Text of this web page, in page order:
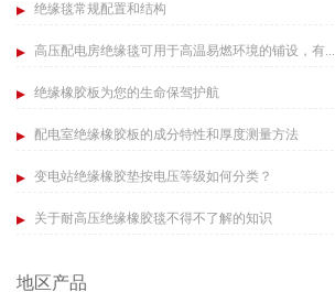
绝缘毯常规配置和结构​
高压配电房绝缘毯可用于高温易燃环境的铺设，有...
绝缘橡胶板为您的生命保驾护航​
配电室绝缘橡胶板的成分特性和厚度测量方法​
变电站绝缘橡胶垫按电压等级如何分类？​
关于耐高压绝缘橡胶毯不得不了解的知识​
地区产品